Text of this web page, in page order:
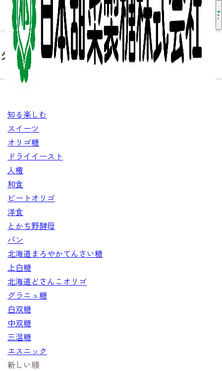
タグ：「エスニック」の記事（1件）
知る楽しむ
スイーツ
オリゴ糖
ドライイースト
人権
和食
ビートオリゴ
洋食
とかち野酵母
パン
北海道まろやかてんさい糖
上白糖
北海道どさんこオリゴ
グラニュ糖
白双糖
中双糖
三温糖
エスニック
新しい順